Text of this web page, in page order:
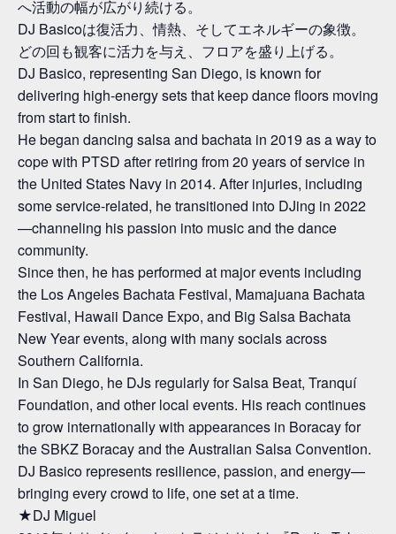
へ活動の幅が広がり続ける。
DJ Basicoは復活力、情熱、そしてエネルギーの象徴。
どの回も観客に活力を与え、フロアを盛り上げる。
DJ Basico, representing San Diego, is known for
delivering high-energy sets that keep dance floors moving
from start to finish.
He began dancing salsa and bachata in 2019 as a way to
cope with PTSD after retiring from 20 years of service in
the United States Navy in 2014. After injuries, including
some service-related, he transitioned into DJing in 2022
—channeling his passion into music and the dance
community.
Since then, he has performed at major events including
the Los Angeles Bachata Festival, Mamajuana Bachata
Festival, Hawaii Dance Expo, and Big Salsa Bachata
New Year events, along with many socials across
Southern California.
In San Diego, he DJs regularly for Salsa Beat, Tranquí
Foundation, and other local events. His reach continues
to grow internationally with appearances in Boracay for
the SBKZ Boracay and the Australian Salsa Convention.
DJ Basico represents resilience, passion, and energy—
bringing every crowd to life, one set at a time.
★DJ Miguel